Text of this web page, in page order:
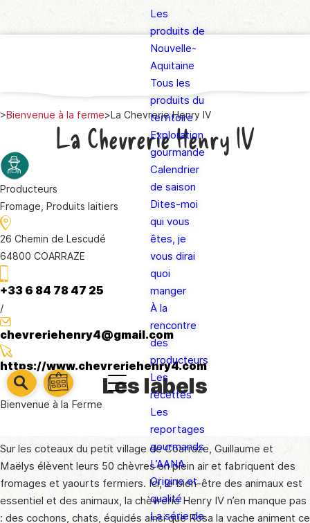
barre
barre
barre
Les
produits de
Nouvelle-
Aquitaine
Tous les
produits du
territoire
Exploration
gourmande
Calendrier
de saison
Dites-moi
qui vous
êtes, je
vous dirai
quoi
manger
À la
rencontre
des
producteurs
Les
recettes
Les
reportages
gourmands
L’AANA
Origine et
qualité
La série de
>Bienvenue à la ferme>La Chevrerie Henry IV
La Chevrerie Henry IV
Producteurs
Fromage, Produits laitiers
26 Chemin de Lescudé
64800 COARRAZE
+33 6 84 78 47 25
/
chevreriehenry4@gmail.com
https://www.chevreriehenry4.com
Les labels
Bienvenue à la Ferme
Sur les coteaux du petit village de Coarraze, Guillaume et
Maëlys élèvent leurs 50 chèvres en plein air et fabriquent des
fromages et yaourts fermiers. Ici, le bien-être des animaux est
essentiel et des animaux, la chèvrerie Henry IV n’en manque pas
: des cochons, chats, équidés ainsi que Rosa la vache animent ce